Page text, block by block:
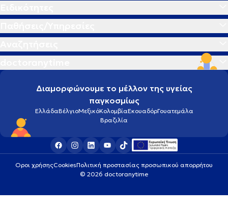
Διαμορφώνουμε το μέλλον της υγείας
παγκοσμίως
ΕλλάδαΒέλγιοΜεξικόΚολομβίαΕκουαδόρΓουατεμάλα
Βραζιλία
Οροι χρήσηςCookiesΠολιτική προστασίας προσωπικού απορρήτου
© 2026 doctoranytime